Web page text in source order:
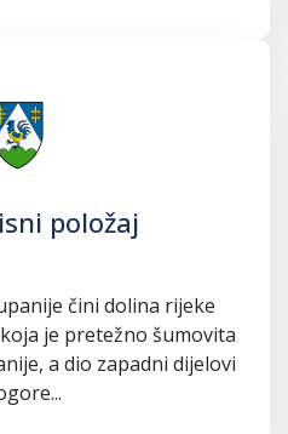
položaj
čini dolina rijeke
je pretežno šumovita
a dio zapadni dijelovi